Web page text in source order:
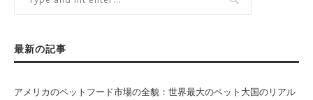
最新の記事
アメリカのペットフード市場の全貌：世界最大のペット大国のリアル